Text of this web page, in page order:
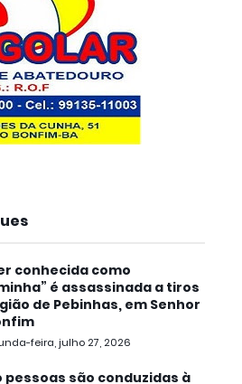
conhecida como
é assassinada a tiros
de Pebinhas, em Senhor
feira, julho 27, 2026
pessoas são conduzidas à